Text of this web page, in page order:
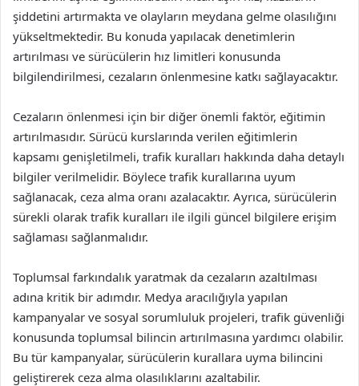
şiddetini artırmakta ve olayların meydana gelme olasılığını
yükseltmektedir. Bu konuda yapılacak denetimlerin
artırılması ve sürücülerin hız limitleri konusunda
bilgilendirilmesi, cezaların önlenmesine katkı sağlayacaktır.
Cezaların önlenmesi için bir diğer önemli faktör, eğitimin
artırılmasıdır. Sürücü kurslarında verilen eğitimlerin
kapsamı genişletilmeli, trafik kuralları hakkında daha detaylı
bilgiler verilmelidir. Böylece trafik kurallarına uyum
sağlanacak, ceza alma oranı azalacaktır. Ayrıca, sürücülerin
sürekli olarak trafik kuralları ile ilgili güncel bilgilere erişim
sağlaması sağlanmalıdır.
Toplumsal farkındalık yaratmak da cezaların azaltılması
adına kritik bir adımdır. Medya aracılığıyla yapılan
kampanyalar ve sosyal sorumluluk projeleri, trafik güvenliği
konusunda toplumsal bilincin artırılmasına yardımcı olabilir.
Bu tür kampanyalar, sürücülerin kurallara uyma bilincini
geliştirerek ceza alma olasılıklarını azaltabilir.